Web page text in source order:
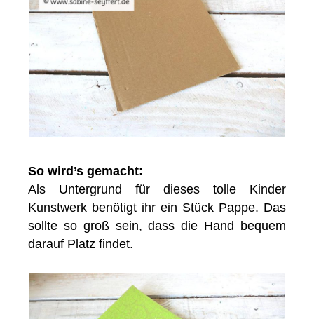
So wird’s gemacht:
Als Untergrund für dieses tolle Kinder
Kunstwerk benötigt ihr ein Stück Pappe. Das
sollte so groß sein, dass die Hand bequem
darauf Platz findet.